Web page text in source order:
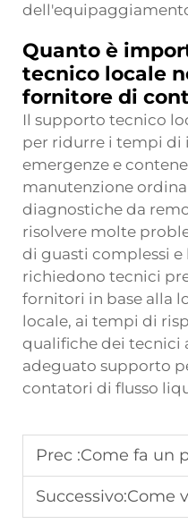
Quanto è
tecnico locale
fornitore di
Il supporto tecnico
per ridurre i tempi di
emergenze e
manutenzione
diagnostiche da
risolvere molte
di guasti complessi e
richiedono tecnici
fornitori in base alla
locale, ai tempi di
qualifiche dei tecnici
adeguato supporto
contatori di flusso
Prec :Come fa un produttore di misuratori di
Successivo:Come valutano gli acquirenti